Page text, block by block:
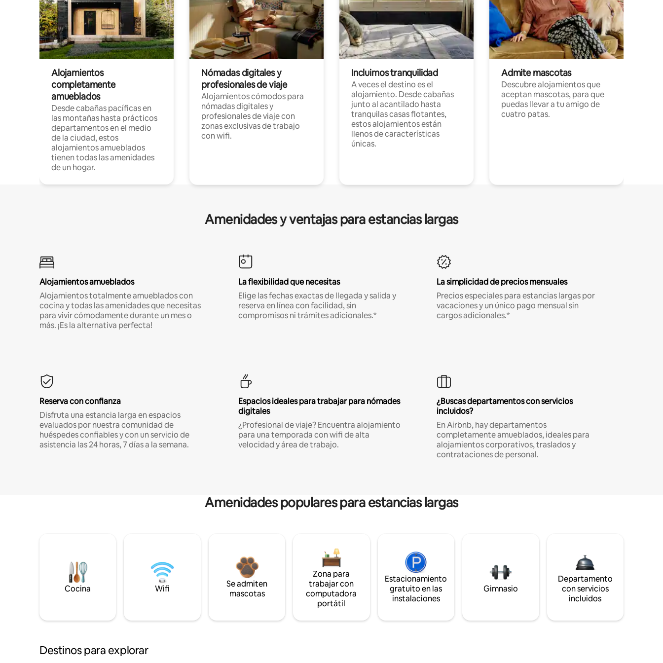
Alojamientos
completamente
amueblados
Desde cabañas pacíficas en
las montañas hasta prácticos
departamentos en el medio
de la ciudad, estos
alojamientos amueblados
tienen todas las amenidades
de un hogar.
Nómadas digitales y
profesionales de viaje
Alojamientos cómodos para
nómadas digitales y
profesionales de viaje con
zonas exclusivas de trabajo
con wifi.
Incluimos tranquilidad
A veces el destino es el
alojamiento. Desde cabañas
junto al acantilado hasta
tranquilas casas flotantes,
estos alojamientos están
llenos de características
únicas.
Admite mascotas
Descubre alojamientos que
aceptan mascotas, para que
puedas llevar a tu amigo de
cuatro patas.
Amenidades y ventajas para estancias largas
Alojamientos amueblados
Alojamientos totalmente amueblados con
cocina y todas las amenidades que necesitas
para vivir cómodamente durante un mes o
más. ¡Es la alternativa perfecta!
La flexibilidad que necesitas
Elige las fechas exactas de llegada y salida y
reserva en línea con facilidad, sin
compromisos ni trámites adicionales.*
La simplicidad de precios mensuales
Precios especiales para estancias largas por
vacaciones y un único pago mensual sin
cargos adicionales.*
Reserva con confianza
Disfruta una estancia larga en espacios
evaluados por nuestra comunidad de
huéspedes confiables y con un servicio de
asistencia las 24 horas, 7 días a la semana.
Espacios ideales para trabajar para nómades
digitales
¿Profesional de viaje? Encuentra alojamiento
para una temporada con wifi de alta
velocidad y área de trabajo.
¿Buscas departamentos con servicios
incluidos?
En Airbnb, hay departamentos
completamente amueblados, ideales para
alojamientos corporativos, traslados y
contrataciones de personal.
Amenidades populares para estancias largas
Cocina Wifi
Se admiten
mascotas
Zona para
trabajar con
computadora
portátil
Estacionamiento
gratuito en las
instalaciones
Gimnasio
Departamento
con servicios
incluidos
Destinos para explorar